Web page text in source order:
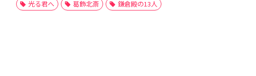
光る君へ 葛飾北斎 鎌倉殿の13人